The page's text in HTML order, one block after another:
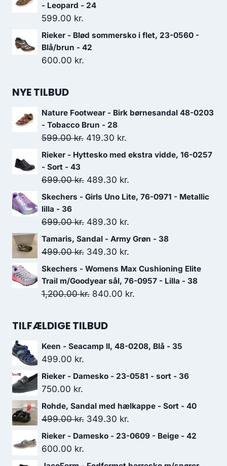
- Leopard - 24
599.00 kr.
Rieker - Blød sommersko i flet, 23-0560 -
Blå/brun - 42
600.00 kr.
NYE TILBUD
Nature Footwear - Birk børnesandal 48-0203
- Tobacco Brun - 28
599.00kr. Den
oprindelige
var:
599.00 kr..
419.30 kr.
aktuelle
er:
419.30 kr..
Rieker - Hyttesko med ekstra vidde, 16-0257
- Sort - 43
699.00kr. Den
oprindelige
var:
699.00 kr..
489.30 kr.
aktuelle
489.30 kr..
Skechers - Girls Uno Lite, 76-0971 - Metallic
lilla - 36
699.00kr. Den
oprindelige
pris
699.00 kr..
489.30 kr.
aktuelle
489.30 kr..
Tamaris, Sandal - Army Grøn - 38
499.00kr. Den
oprindelige
pris
var:
349.30 kr.
aktuelle
pris
er:
Skechers - Womens Max Cushioning Elite
Trail m/Goodyear sål, 76-0957 - Lilla - 38
1,200.00kr. Den
pris
1,200.00 kr..
840.00 kr.
840.00 kr..
TILFÆLDIGE TILBUD
Keen - Seacamp II, 48-0208, Blå - 35
499.00 kr.
Rieker - Damesko - 23-0581 - sort - 36
750.00 kr.
Rohde, Sandal med hælkappe - Sort - 40
499.00kr. Den
oprindelige
349.30 kr.
aktuelle
Rieker - Damesko - 23-0609 - Beige - 42
600.00 kr.